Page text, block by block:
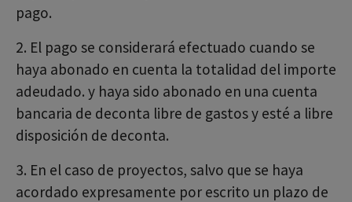
pago.
2. El pago se considerará efectuado cuando se
haya abonado en cuenta la totalidad del importe
adeudado. y haya sido abonado en una cuenta
bancaria de deconta libre de gastos y esté a libre
disposición de deconta.
3. En el caso de proyectos, salvo que se haya
acordado expresamente por escrito un plazo de